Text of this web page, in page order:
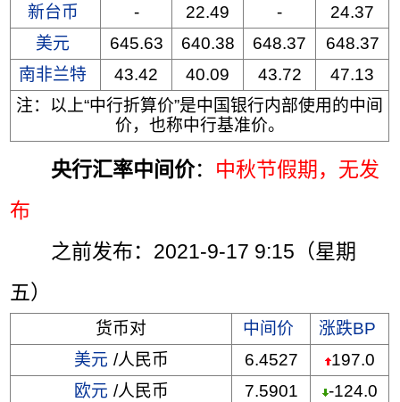
新台币 - 22.49 -
24.37
美元
645.63 640.38 648.37
648.37
南非兰特
43.42 40.09 43.72
47.13
注：以上“中行折算价”是中国银行内部使用的中间
价，也称中行基准价。
央行汇率中间价： 中秋节假期，无发
布
之前发布：2021-9-17 9:15（星期
五）
货币对 中间价
涨跌BP
美元 /人民币 6.4527
197.0
欧元 /人民币 7.5901
-124.0